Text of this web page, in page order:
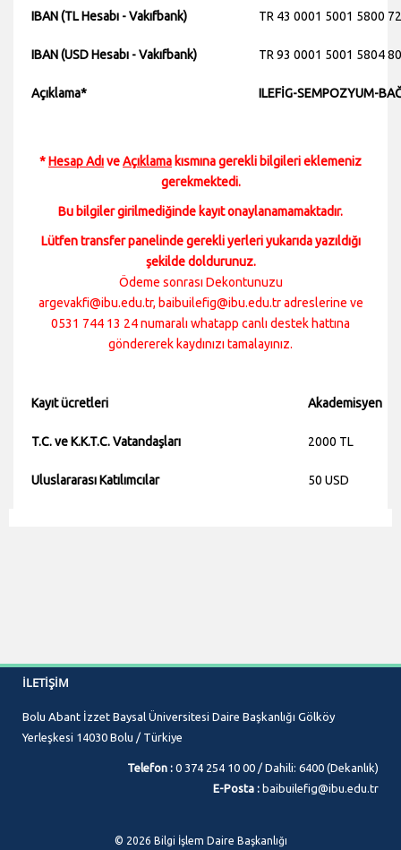
IBAN (TL Hesabı - Vakıfbank) TR 43 0001 5001 5800
IBAN (USD Hesabı - Vakıfbank) TR 93 0001 5001 5804
Açıklama* ILEFİG-SEMPOZYUM-
*Hesap AdıveAçıklama kısmına gerekli bilgileri eklemeniz
gerekmektedi.
Bu bilgiler girilmediğinde kayıt onaylanamamaktadır.
Lütfen transfer panelinde gerekli yerleri yukarıda yazıldığı
şekilde doldurunuz.
Ödeme sonrası Dekontunuzu
argevakfi@ibu.edu.tr, baibuilefig@ibu.edu.tr adreslerine ve
0531 744 13 24 numaralı whatapp canlı destek hattına
göndererek kaydınızı tamalayınız.
Kayıt ücretleri Akademisyen
T.C. ve K.K.T.C. Vatandaşları 2000 TL
Uluslararası Katılımcılar 50 USD
İLETIŞIM
Bolu Abant İzzet Baysal Üniversitesi Daire Başkanlığı Gölköy
Yerleşkesi 14030 Bolu / Türkiye
Telefon : 0 374 254 10 00 / Dahili: 6400 (Dekanlık)
E-Posta : baibuilefig@ibu.edu.tr
© 2026 Bilgi İşlem Daire Başkanlığı